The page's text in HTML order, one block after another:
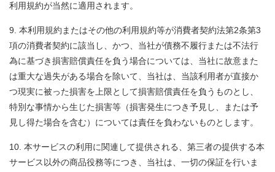
利用規約が当然に適用されます。
本利用規約またはその他の利用規約等が消費者契約法第2条第3
項の消費者契約に該当し、かつ、当社が債務不履行または不法行
為に基づき損害賠償責任を負う場合については、当社に故意また
は重大な過失がある場合を除いて、当社は、当該利用者が直接か
つ現実に被った損害を上限として損害賠償責任を負うものとし、
特別な事情から生じた損害等（損害発生につき予見し、または予
見し得た場合を含む）については責任を負わないものとします。
本サービスの利用に関連して提供される、第三者の提供する本
サービス以外の商品役務等につき、当社は、一切の保証を行いま